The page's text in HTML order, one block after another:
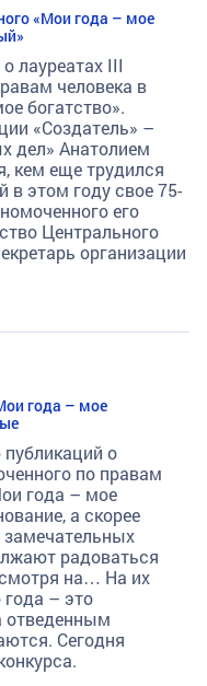
«Мои года – мое
лауреатах III
человека в
богатство».
«Создатель» –
дел» Анатолием
кем еще трудился
в этом году свое 75-
его
Центрального
организации
года – мое
о
по правам
года – мое
а скорее
радоваться
на… На их
– это
отведенным
Сегодня